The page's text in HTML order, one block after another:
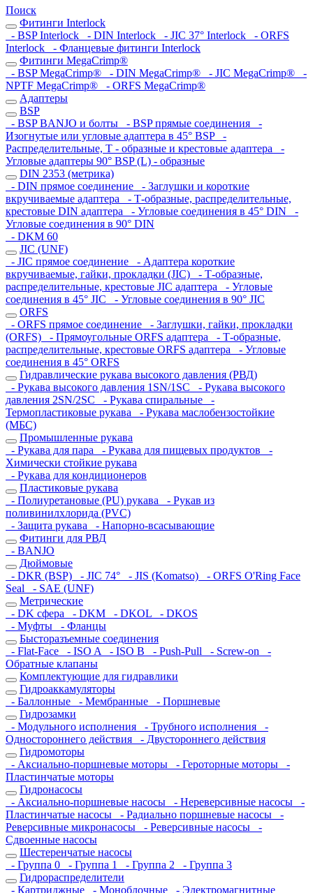
Поиск
Фитинги Interlock
- BSP Interlock
- DIN Interlock - JIC 37° Interlock
- ORFS
Interlock
- Фланцевые фитинги Interlock
Фитинги MegaCrimp®
- BSP MegaCrimp®
- DIN MegaCrimp® - JIC MegaCrimp®
-
NPTF MegaCrimp®
- ORFS MegaCrimp®
Адаптеры
BSP
- BSP BANJO и болты
- BSP прямые соединения
-
Изогнутые или угловые адаптера в 45° BSP
-
Распределительные, Т - образные и крестовые адаптера
-
Угловые адаптеры 90° BSP (L) - образные
DIN 2353 (метрика)
- DIN прямое соединение
- Заглушки и короткие
вкручиваемые адаптера
- Т-образные, распределительные,
крестовые DIN адаптера
- Угловые соединения в 45° DIN
-
Угловые соединения в 90° DIN
- DKM 60
JIC (UNF)
- JIC прямое соединение
- Адаптера короткие
вкручиваемые, гайки, прокладки (JIC)
- Т-образные,
распределительные, крестовые JIC адаптера
- Угловые
соединения в 45° JIC
- Угловые соединения в 90° JIC
ORFS
- ORFS прямое соединение
- Заглушки, гайки, прокладки
(ORFS)
- Прямоугольные ORFS адаптера
- Т-образные,
распределительные, крестовые ORFS адаптера
- Угловые
соединения в 45° ORFS
Гидравлические рукава высокого давления (РВД)
- Рукава высокого давления 1SN/1SC
- Рукава высокого
давления 2SN/2SC
- Рукава спиральные
-
Термопластиковые рукава
- Рукава маслобензостойкие
(МБС)
Промышленные рукава
- Рукава для пара
- Рукава для пищевых продуктов
-
Химически стойкие рукава
- Рукава для кондиционеров
Пластиковые рукава
- Полиуретановые (PU) рукава
- Рукав из
поливинилхлорида (PVC)
- Защита рукава
- Напорно-всасывающие
Фитинги для РВД
- BANJO
Дюймовые
- DKR (BSP)
- JIC 74° - JIS (Komatso)
- ORFS O'Ring Face
Seal
- SAE (UNF)
Метрические
- DK сфера
- DKM - DKOL
- DKOS
- Муфты
- Фланцы
Бысторазъемные соединения
- Flat-Face
- ISO A - ISO B - Push-Pull - Screw-on
-
Обратные клапаны
Комплектующие для гидравлики
Гидроаккамуляторы
- Баллонные
- Мембранные
- Поршневые
Гидрозамки
- Модульного исполнения
- Трубного исполнения
-
Одностороннего действия
- Двустороннего действия
Гидромоторы
- Аксиально-поршневые моторы
- Героторные моторы
-
Пластинчатые моторы
Гидронасосы
- Аксиально-поршневые насосы
- Нереверсивные насосы
-
Пластинчатые насосы
- Радиально поршневые насосы
-
Реверсивные микронасосы
- Реверсивные насосы
-
Сдвоенные насосы
Шестеренчатые насосы
- Группа 0
- Группа 1 - Группа 2
- Группа 3
Гидрораспределители
- Картриджные
- Моноблочные - Электромагнитные